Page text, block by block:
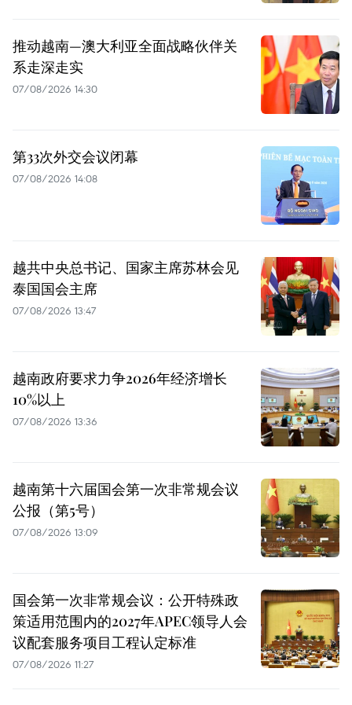
推动越南—澳大利亚全面战略伙伴关
系走深走实
07/08/2026 14:30
第33次外交会议闭幕
07/08/2026 14:08
越共中央总书记、国家主席苏林会见
泰国国会主席
07/08/2026 13:47
越南政府要求力争2026年经济增长
10%以上
07/08/2026 13:36
越南第十六届国会第一次非常规会议
公报（第5号）
07/08/2026 13:09
国会第一次非常规会议：公开特殊政
策适用范围内的2027年APEC领导人会
议配套服务项目工程认定标准
07/08/2026 11:27